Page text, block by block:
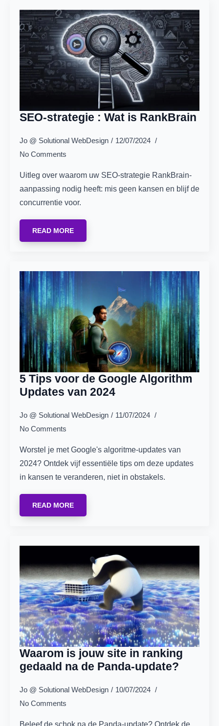
SEO-strategie : Wat is RankBrain
Jo @ Solutional WebDesign
12/07/2024
No Comments
Uitleg over waarom uw SEO-strategie RankBrain-
aanpassing nodig heeft: mis geen kansen en blijf de
concurrentie voor.
READ MORE
5 Tips voor de Google Algorithm
Updates van 2024
Jo @ Solutional WebDesign
11/07/2024
No Comments
Worstel je met Google's algoritme-updates van
2024? Ontdek vijf essentiële tips om deze updates
in kansen te veranderen, niet in obstakels.
READ MORE
Waarom is jouw site in ranking
gedaald na de Panda-update?
Jo @ Solutional WebDesign
10/07/2024
No Comments
Beleef de schok na de Panda-update? Ontdek de